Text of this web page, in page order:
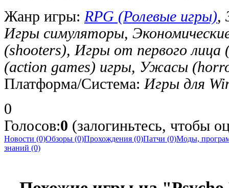
Жанр игры: RPG (Ролевые игры),
Игры симуляторы,
(shooters), Игры от первого лица
(action games) игры, Ужасы
Платформа/Система: Игры для
0
Голосов:0 (залогиньтесь, чтобы
Новости (0)Обзоры (0)Прохождения (0)Патчи (0)Моды,
знаний (0)